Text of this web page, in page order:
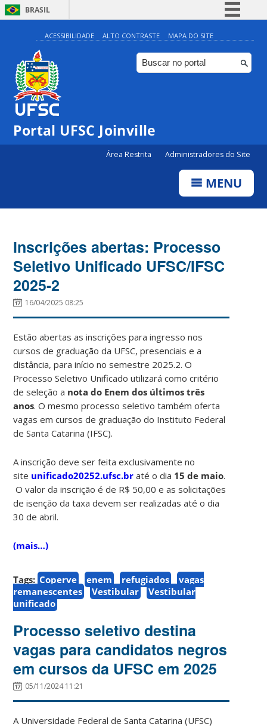
BRASIL
Simplifique!
Comunica BR
Participe
ACESSIBILIDADE ALTO CONTRASTE MAPA DO SITE
Portal UFSC Joinville
Área Restrita Administradores do Site
MENU
Inscrições abertas: Processo
Seletivo Unificado UFSC/IFSC
2025-2
16/04/2025 08:25
Estão abertas as inscrições para ingresso nos
cursos de graduação da UFSC, presenciais e a
distância, para início no semestre 2025.2. O
Processo Seletivo Unificado utilizará como critério
de seleção a nota do Enem dos últimos três
anos. O mesmo processo seletivo também oferta
vagas em cursos de graduação do Instituto Federal
de Santa Catarina (IFSC).
A inscrição deve ser feita exclusivamente no
site unificado20252.ufsc.br até o dia 15 de maio.
O valor da inscrição é de R$ 50,00 e as solicitações
de isenção da taxa devem ser realizadas até o dia
30 de abril.
(mais…)
Tags: Coperve enem refugiados
vagas
remanescentes
Vestibular
Vestibular
unificado
Processo seletivo destina
vagas para candidatos negros
em cursos da UFSC em 2025
05/11/2024 11:21
A Universidade Federal de Santa Catarina (UFSC)